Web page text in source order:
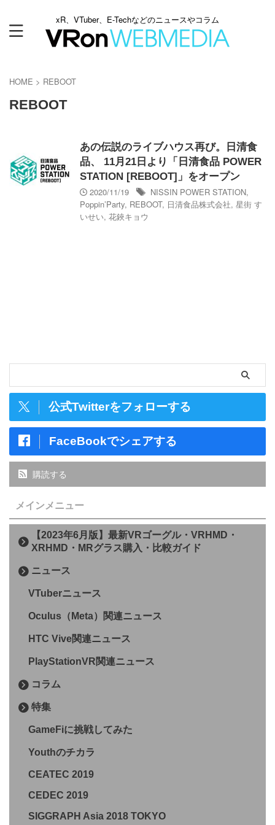
xR、VTuber、E-Techなどのニュースやコラム
HOME > REBOOT
REBOOT
あの伝説のライブハウス再び。日清食
品、 11月21日より「日清食品 POWER
STATION [REBOOT]」をオープン
2020/11/19
NISSIN POWER STATION,
Poppin’Party, REBOOT, 日清食品株式会社, 星街 す
いせい, 花鋏キョウ
公式Twitterをフォローする
FaceBookでシェアする
購読する
メインメニュー
【2023年6月版】最新VRゴーグル・VRHMD・
XRHMD・MRグラス購入・比較ガイド
ニュース
VTuberニュース
Oculus（Meta）関連ニュース
HTC Vive関連ニュース
PlayStationVR関連ニュース
コラム
特集
GameFiに挑戦してみた
Youthのチカラ
CEATEC 2019
CEDEC 2019
SIGGRAPH Asia 2018 TOKYO